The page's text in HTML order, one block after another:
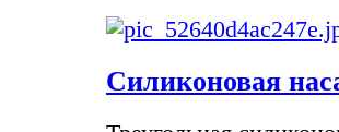
Силиконовая